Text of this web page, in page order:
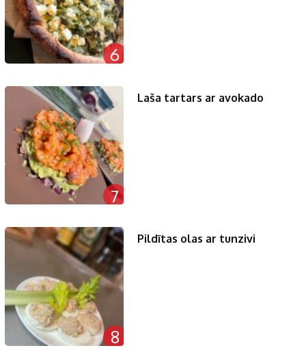
6
7
Laša tartars ar avokado
8
Pildītas olas ar tunzivi